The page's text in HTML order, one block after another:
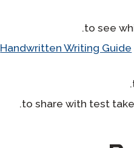
Handwritten Writing Guide